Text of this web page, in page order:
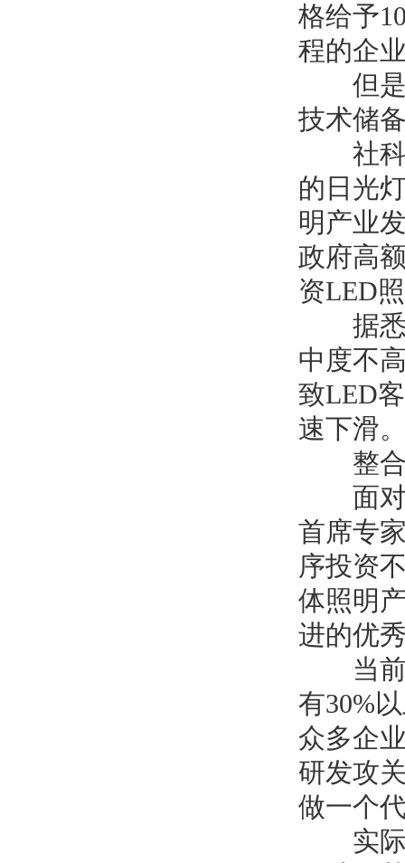
格给予
程的企
但是
技术储
社科
的日光
明产业
政府高
资LED
据悉
中度不
致LED
速下滑
整合
面对
首席专
序投资
体照明
进的优
当前
有30%
众多企
研发攻
做一个
实际